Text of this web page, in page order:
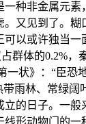
种非金属元
又见到了。
以或许独当
群体的0.2%
一状》：“臣
雨林、常绿
的日子。一
形动物门的